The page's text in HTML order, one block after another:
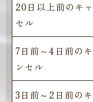
20日以上前のキ
セル
7日前～4日前のキ
ンセル
3日前～2日前のキ